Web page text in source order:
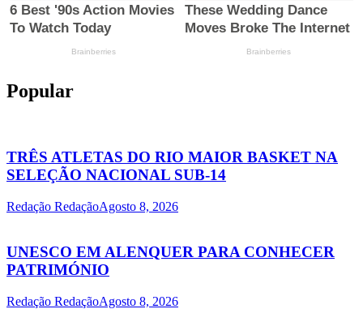
Popular
TRÊS ATLETAS DO RIO MAIOR BASKET NA
SELEÇÃO NACIONAL SUB-14
Redação RedaçãoAgosto 8, 2026
UNESCO EM ALENQUER PARA CONHECER
PATRIMÓNIO
Redação RedaçãoAgosto 8, 2026